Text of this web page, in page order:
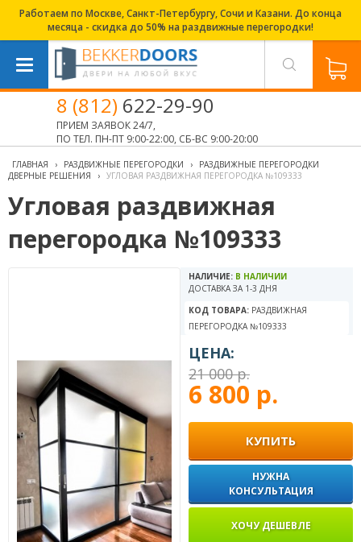
Работаем по Москве, Санкт-Петербургу, Сочи и Казани. До конца
месяца - скидка до 50% на раздвижные перегородки!
8 (812) 622-29-90
ПРИЕМ ЗАЯВОК 24/7,
ПО ТЕЛ. ПН-ПТ 9:00-22:00, СБ-ВС 9:00-20:00
ГЛАВНАЯ › РАЗДВИЖНЫЕ ПЕРЕГОРОДКИ ›
РАЗДВИЖНЫЕ ПЕРЕГОРОДКИ
ДВЕРНЫЕ РЕШЕНИЯ
› УГЛОВАЯ РАЗДВИЖНАЯ ПЕРЕГОРОДКА №109333
Угловая раздвижная
перегородка №109333
НАЛИЧИЕ: В НАЛИЧИИ
ДОСТАВКА ЗА 1-3 ДНЯ
КОД ТОВАРА: РАЗДВИЖНАЯ
ПЕРЕГОРОДКА №109333
ЦЕНА:
21 000 р.
6 800 р.
КУПИТЬ
НУЖНА
КОНСУЛЬТАЦИЯ
ХОЧУ ДЕШЕВЛЕ